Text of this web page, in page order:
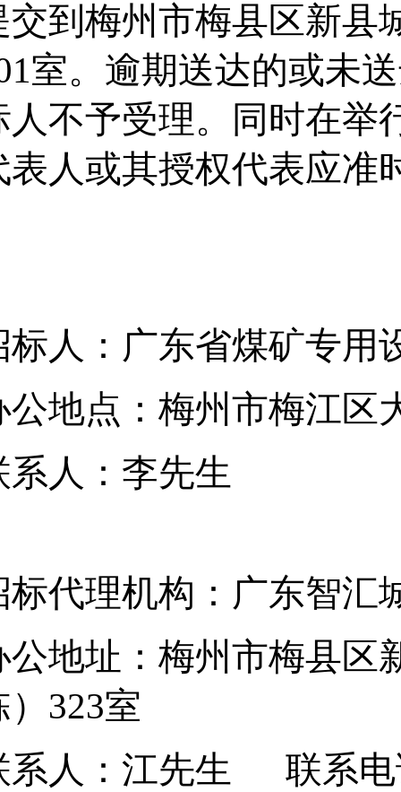
交到 梅州市梅县区新县
室。逾期送达的或未
人不予受理。同时在举
表人或其授权代表应准
人： 广东省煤矿专用
公地点： 梅州市梅江区
人： 李先生
标代理机构： 广东智汇
公地址： 梅州市梅县区
）323室
人： 江先生 联系